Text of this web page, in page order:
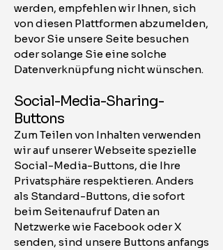
werden, empfehlen wir Ihnen, sich
von diesen Plattformen abzumelden,
bevor Sie unsere Seite besuchen
oder solange Sie eine solche
Datenverknüpfung nicht wünschen.
Social-Media-Sharing-
Buttons
Zum Teilen von Inhalten verwenden
wir auf unserer Webseite spezielle
Social-Media-Buttons, die Ihre
Privatsphäre respektieren. Anders
als Standard-Buttons, die sofort
beim Seitenaufruf Daten an
Netzwerke wie Facebook oder X
senden, sind unsere Buttons anfangs